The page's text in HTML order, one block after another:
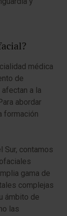
médica
de
a la
abordar
formación
Sur, contamos
gama de
complejas
ámbito de
las